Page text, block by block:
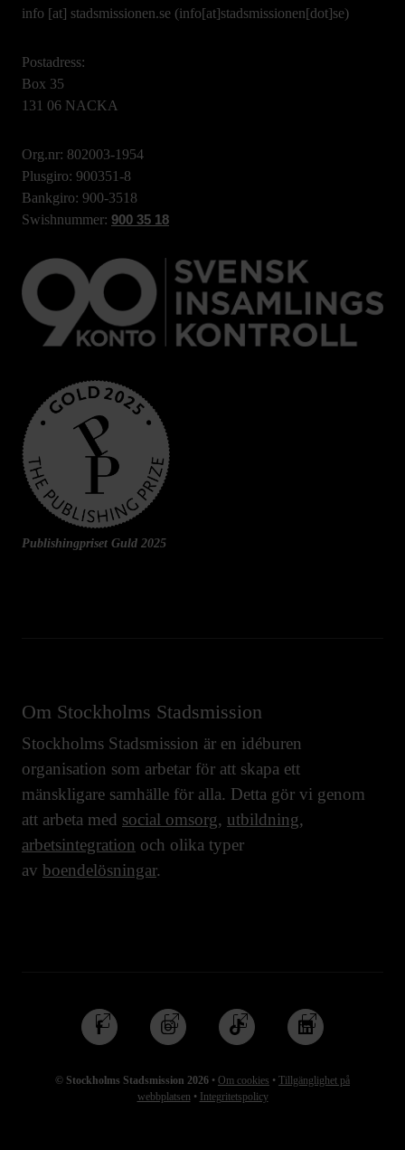
info [at] stadsmissionen.se (info[at]stadsmissionen[dot]se)
Postadress:
Box 35
131 06 NACKA
Org.nr: 802003-1954
Plusgiro: 900351-8
Bankgiro: 900-3518
Swishnummer: 900 35 18
Publishingpriset Guld 2025
Om Stockholms Stadsmission
Stockholms Stadsmission är en idéburen
organisation som arbetar för att skapa ett
mänskligare samhälle för alla. Detta gör vi genom
att arbeta med social omsorg, utbildning,
arbetsintegration och olika typer
av boendelösningar.
© Stockholms Stadsmission 2026 • Om cookies • Tillgänglighet på
webbplatsen • Integritetspolicy
Följ
oss
Facebook
Följ
oss
Instagram
Följ
oss
TikTok
Följ
oss
Linkedin